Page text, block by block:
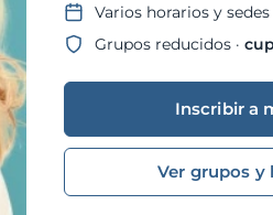
Varios horarios y sedes
Grupos reducidos ·
Inscribir a
Ver grupos y